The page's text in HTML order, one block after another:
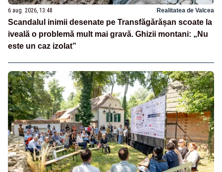
6 aug. 2026, 13:48 Realitatea de Valcea
Scandalul inimii desenate pe Transfăgărășan scoate la
iveală o problemă mult mai gravă. Ghizii montani: „Nu
este un caz izolat”